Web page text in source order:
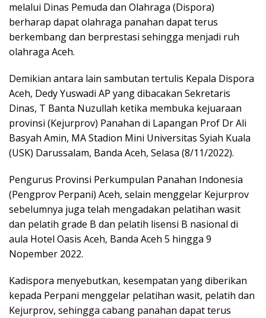
melalui Dinas Pemuda dan Olahraga (Dispora)
berharap dapat olahraga panahan dapat terus
berkembang dan berprestasi sehingga menjadi ruh
olahraga Aceh.
Demikian antara lain sambutan tertulis Kepala Dispora
Aceh, Dedy Yuswadi AP yang dibacakan Sekretaris
Dinas, T Banta Nuzullah ketika membuka kejuaraan
provinsi (Kejurprov) Panahan di Lapangan Prof Dr Ali
Basyah Amin, MA Stadion Mini Universitas Syiah Kuala
(USK) Darussalam, Banda Aceh, Selasa (8/11/2022).
Pengurus Provinsi Perkumpulan Panahan Indonesia
(Pengprov Perpani) Aceh, selain menggelar Kejurprov
sebelumnya juga telah mengadakan pelatihan wasit
dan pelatih grade B dan pelatih lisensi B nasional di
aula Hotel Oasis Aceh, Banda Aceh 5 hingga 9
Nopember 2022.
Kadispora menyebutkan, kesempatan yang diberikan
kepada Perpani menggelar pelatihan wasit, pelatih dan
Kejurprov, sehingga cabang panahan dapat terus